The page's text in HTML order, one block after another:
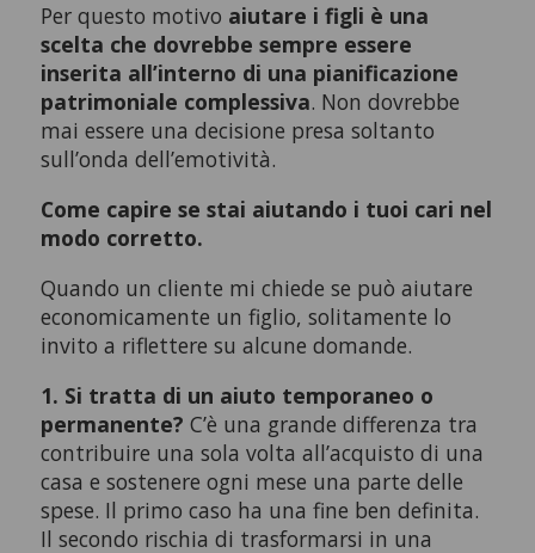
Per questo motivo aiutare i figli è una
scelta che dovrebbe sempre essere
inserita all’interno di una pianificazione
patrimoniale complessiva. Non dovrebbe
mai essere una decisione presa soltanto
sull’onda dell’emotività.
Come capire se stai aiutando i tuoi cari nel
modo corretto.
Quando un cliente mi chiede se può aiutare
economicamente un figlio, solitamente lo
invito a riflettere su alcune domande.
1. Si tratta di un aiuto temporaneo o
permanente? C’è una grande differenza tra
contribuire una sola volta all’acquisto di una
casa e sostenere ogni mese una parte delle
spese. Il primo caso ha una fine ben definita.
Il secondo rischia di trasformarsi in una